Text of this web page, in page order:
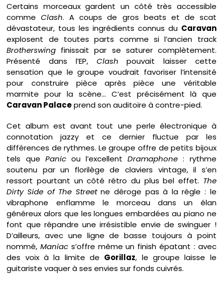
Certains morceaux gardent un côté très accessible
commeClash. A coups de gros beats et de scat
dévastateur, tous les ingrédients connus du Caravan
explosent de toutes parts comme si l’ancien track
Brotherswing finissait par se saturer complètement.
Présenté dans l’EP, Clash pouvait laisser cette
sensation que le groupe voudrait favoriser l’intensité
pour construire pièce après pièce une véritable
marmite pour la scène… C’est précisément là que
Caravan Palaceprend son auditoire à contre-pied.
Cet album est avant tout une perle électronique à
connotation jazzy et ce dernier fluctue par les
différences de rythmes. Le groupe offre de petits bijoux
tels que Panicou l’excellentDramaphone : rythme
soutenu par un florilège de claviers vintage, il s’en
ressort pourtant un côté rétro du plus bel effet. The
Dirty Side of The Streetne déroge pas à la règle : le
vibraphone enflamme le morceau dans un élan
généreux alors que les longues embardées au piano ne
font que répandre une irrésistible envie de swinguer !
D’ailleurs, avec une ligne de basse toujours à point
nommé, Maniac s’offre même un finish épatant : avec
des voix à la limite de Gorillaz, le groupe laisse le
guitariste vaquer à ses envies sur fonds cuivrés.